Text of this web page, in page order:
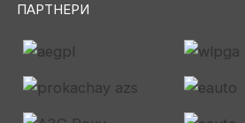
ПАРТНЕРИ